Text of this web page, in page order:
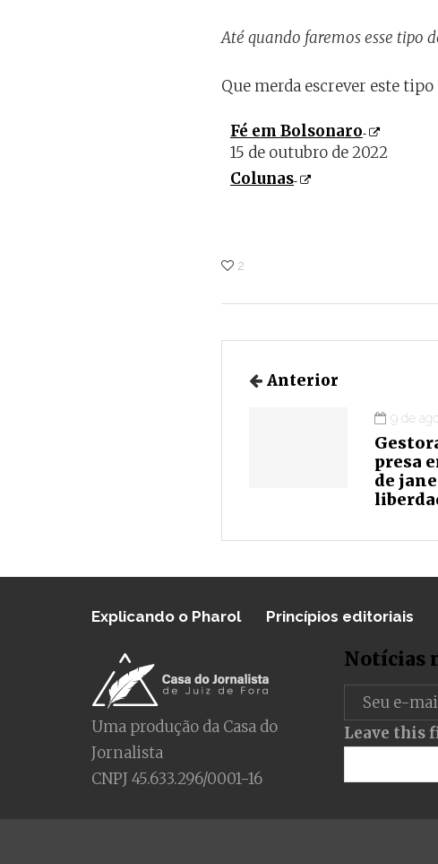
Atéquando faremos esse tipo
Que merda escrever este
Fé em Bolsonaro
15 de outubro de 2022
Colunas
2
Anterior
9 de
presa
de
Explicando o Pharol Princípios editoriais
Uma produção da Casa do
Jornalista
CNPJ 45.633.296/0001-16
Notícias
Leave this